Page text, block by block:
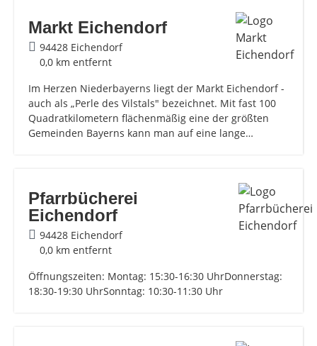
Markt Eichendorf
94428 Eichendorf
0,0 km entfernt
Im Herzen Niederbayerns liegt der Markt Eichendorf -
auch als „Perle des Vilstals" bezeichnet. Mit fast 100
Quadratkilometern flächenmäßig eine der größten
Gemeinden Bayerns kann man auf eine lange…
Pfarrbücherei
Eichendorf
94428 Eichendorf
0,0 km entfernt
Öffnungszeiten: Montag: 15:30-16:30 UhrDonnerstag:
18:30-19:30 UhrSonntag: 10:30-11:30 Uhr